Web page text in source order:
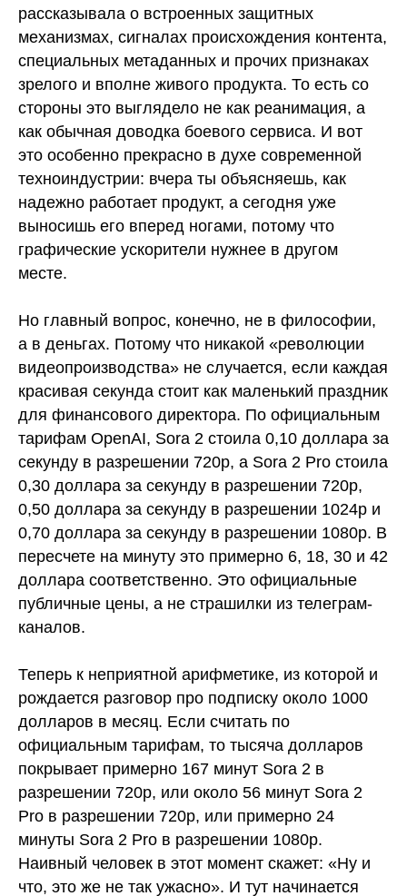
рассказывала о встроенных защитных
механизмах, сигналах происхождения контента,
специальных метаданных и прочих признаках
зрелого и вполне живого продукта. То есть со
стороны это выглядело не как реанимация, а
как обычная доводка боевого сервиса. И вот
это особенно прекрасно в духе современной
техноиндустрии: вчера ты объясняешь, как
надежно работает продукт, а сегодня уже
выносишь его вперед ногами, потому что
графические ускорители нужнее в другом
месте.
Но главный вопрос, конечно, не в философии,
а в деньгах. Потому что никакой «революции
видеопроизводства» не случается, если каждая
красивая секунда стоит как маленький праздник
для финансового директора. По официальным
тарифам OpenAI, Sora 2 стоила 0,10 доллара за
секунду в разрешении 720p, а Sora 2 Pro стоила
0,30 доллара за секунду в разрешении 720p,
0,50 доллара за секунду в разрешении 1024p и
0,70 доллара за секунду в разрешении 1080p. В
пересчете на минуту это примерно 6, 18, 30 и 42
доллара соответственно. Это официальные
публичные цены, а не страшилки из телеграм-
каналов.
Теперь к неприятной арифметике, из которой и
рождается разговор про подписку около 1000
долларов в месяц. Если считать по
официальным тарифам, то тысяча долларов
покрывает примерно 167 минут Sora 2 в
разрешении 720p, или около 56 минут Sora 2
Pro в разрешении 720p, или примерно 24
минуты Sora 2 Pro в разрешении 1080p.
Наивный человек в этот момент скажет: «Ну и
что, это же не так ужасно». И тут начинается